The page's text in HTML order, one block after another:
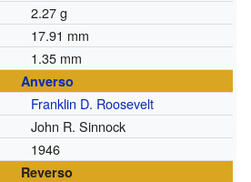
2.27 g
17.91 mm
1.35 mm
Anverso
Franklin D. Roosevelt
John R. Sinnock
1946
Reverso